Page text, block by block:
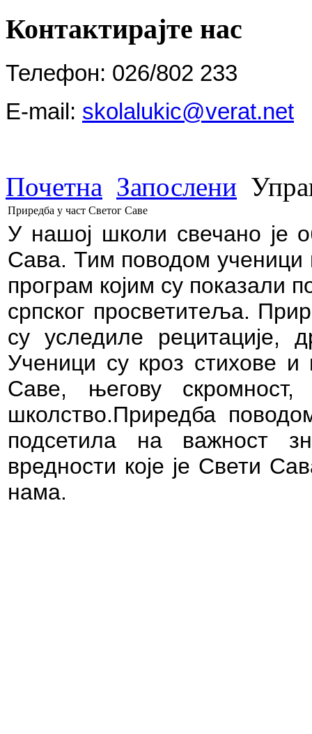
Контактирајте нас
Телефон: 026/802 233
E-mail: skolalukic@verat.net
Почетна Запослени
Приредба у част Светог Саве
У нашој школи свечано је
Сава. Тим поводом ученици
програм којим су показали
српског просветитеља.
су уследиле рецитације,
Ученици су кроз стихове и
Саве, његову
школство.Приредба
подсетила на важност
вредности које је Свети
нама.